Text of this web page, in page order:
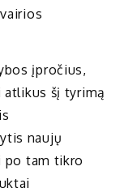
įpročius,
atlikus šį tyrimą
naujų
po tam tikro